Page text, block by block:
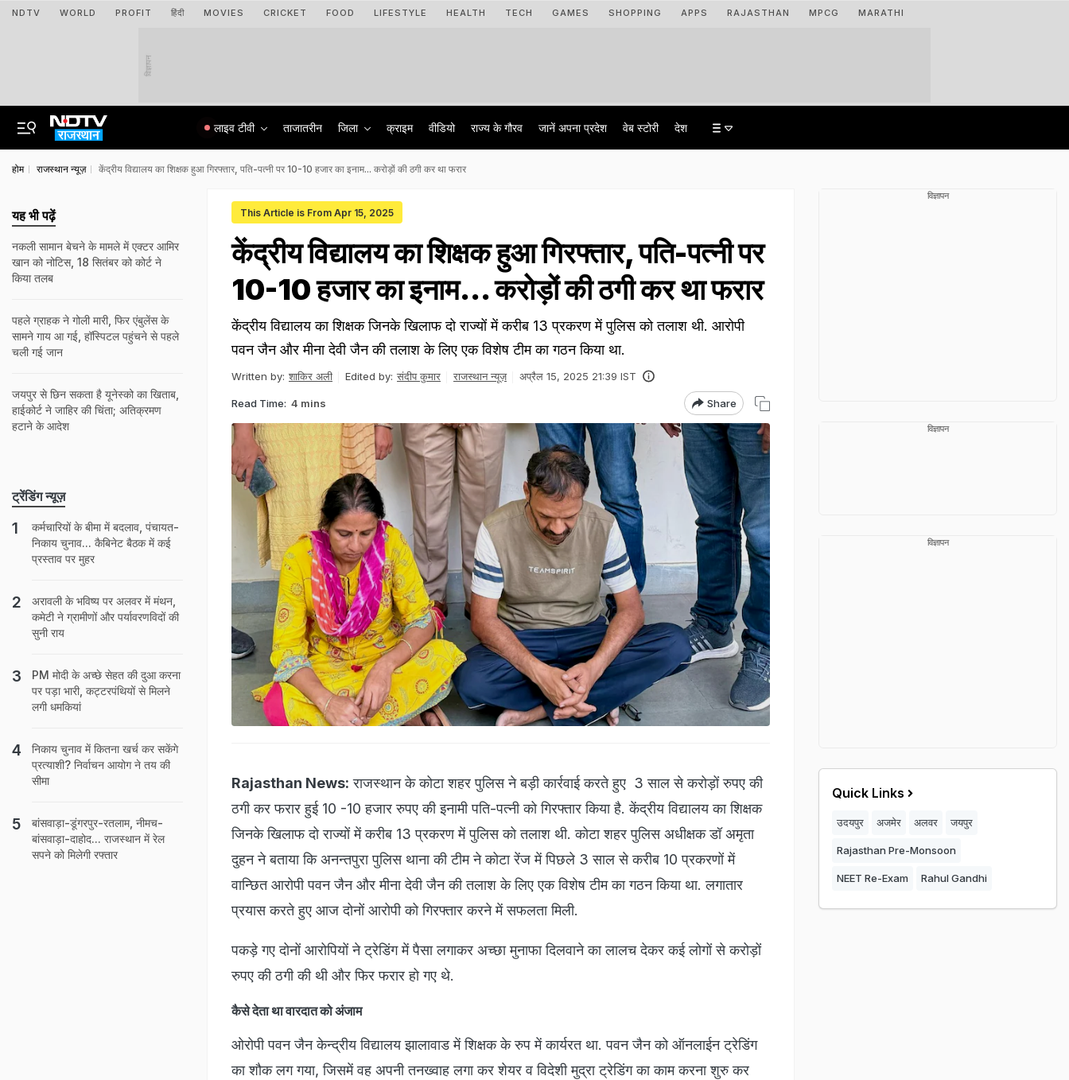
NDTV WORLD PROFIT हिंदी MOVIES CRICKET FOOD LIFESTYLE HEALTH TECH GAMES SHOPPING APPS RAJASTHAN MPCG MARATHI
विज्ञापन
लाइव टीवी ताजातरीन जिला क्राइम वीडियो राज्‍य के गौरव जानें अपना प्रदेश वेब स्टोरी देश
होम राजस्थान न्यूज़ केंद्रीय विद्यालय का शिक्षक हुआ गिरफ्तार, पति-पत्नी पर 10-10 हजार का इनाम... करोड़ों की ठगी कर था फरार
This Article is From Apr 15, 2025
केंद्रीय विद्यालय का शिक्षक हुआ गिरफ्तार, पति-पत्नी पर
10-10 हजार का इनाम... करोड़ों की ठगी कर था फरार
केंद्रीय विद्यालय का शिक्षक जिनके खिलाफ दो राज्यों में करीब 13 प्रकरण में पुलिस को तलाश थी. आरोपी
पवन जैन और मीना देवी जैन की तलाश के लिए एक विशेष टीम का गठन किया था.
Written by: शाकिर अली Edited by: संदीप कुमार राजस्थान न्यूज़ अप्रैल 15, 2025 21:39 IST
Read Time: 4 mins Share
Rajasthan News: राजस्थान के कोटा शहर पुलिस ने बड़ी कार्रवाई करते हुए 3 साल से करोड़ों रुपए की
ठगी कर फरार हुई 10 -10 हजार रुपए की इनामी पति-पत्नी को गिरफ्तार किया है. केंद्रीय विद्यालय का शिक्षक
जिनके खिलाफ दो राज्यों में करीब 13 प्रकरण में पुलिस को तलाश थी. कोटा शहर पुलिस अधीक्षक डॉ अमृता
दुहन ने बताया कि अनन्तपुरा पुलिस थाना की टीम ने कोटा रेंज में पिछले 3 साल से करीब 10 प्रकरणों में
वान्छित आरोपी पवन जैन और मीना देवी जैन की तलाश के लिए एक विशेष टीम का गठन किया था. लगातार
प्रयास करते हुए आज दोनों आरोपी को गिरफ्तार करने में सफलता मिली.
पकड़े गए दोनों आरोपियों ने ट्रेडिंग में पैसा लगाकर अच्छा मुनाफा दिलवाने का लालच देकर कई लोगों से करोड़ों
रुपए की ठगी की थी और फिर फरार हो गए थे.
कैसे देता था वारदात को अंजाम
ओरोपी पवन जैन केन्द्रीय विद्यालय झालावाड में शिक्षक के रुप में कार्यरत था. पवन जैन को ऑनलाईन ट्रेडिंग
का शौक लग गया, जिसमें वह अपनी तनख्वाह लगा कर शेयर व विदेशी मुद्रा ट्रेडिंग का काम करना शुरु कर
यह भी पढ़ें
नकली सामान बेचने के मामले में एक्टर आमिर
खान को नोटिस, 18 सितंबर को कोर्ट ने
किया तलब
पहले ग्राहक ने गोली मारी, फिर एंबुलेंस के
सामने गाय आ गई, हॉस्पिटल पहुंचने से पहले
चली गई जान
जयपुर से छ‍ि‍न सकता है यूनेस्‍को का ख‍िताब,
हाईकोर्ट ने जाह‍िर की च‍िंता; अत‍िक्रमण
हटाने के आदेश
ट्रेंडिंग न्यूज़
कर्मचारियों के बीमा में बदलाव, पंचायत-
निकाय चुनाव... कैबिनेट बैठक में कई
प्रस्ताव पर मुहर
अरावली के भविष्य पर अलवर में मंथन,
कमेटी ने ग्रामीणों और पर्यावरणविदों की
सुनी राय
PM मोदी के अच्छे सेहत की दुआ करना
पर पड़ा भारी, कट्टरपंथियों से मिलने
लगी धमकियां
निकाय चुनाव में कितना खर्च कर सकेंगे
प्रत्याशी? निर्वाचन आयोग ने तय की
सीमा
बांसवाड़ा-डूंगरपुर-रतलाम, नीमच-
बांसवाड़ा-दाहोद... राजस्थान में रेल
सपने को मिलेगी रफ्तार
विज्ञापन
विज्ञापन
विज्ञापन
Quick Links
उदयपुर अजमेर अलवर जयपुर
Rajasthan Pre-Monsoon
NEET Re-Exam Rahul Gandhi